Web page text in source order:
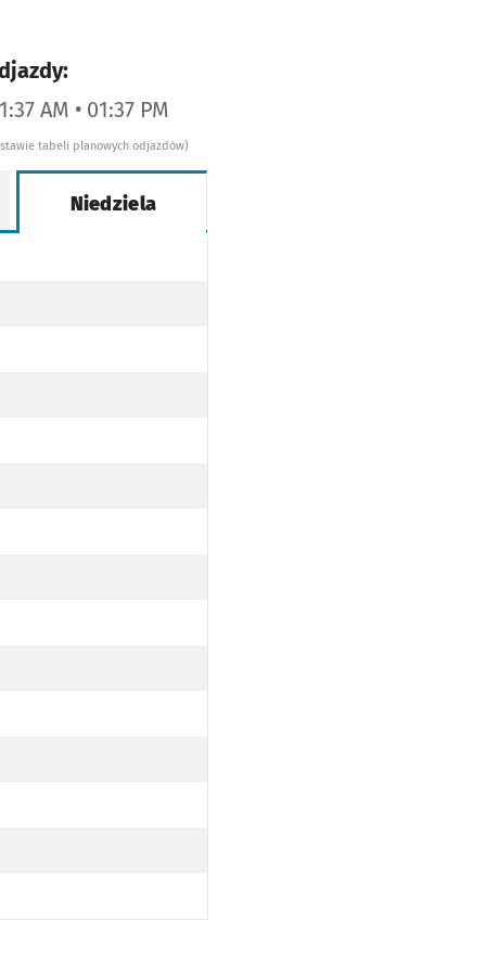
AM • 01:37 PM
tabeli planowych odjazdów)
Niedziela